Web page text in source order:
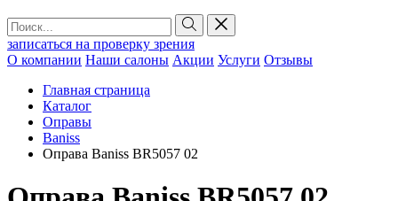
записаться на проверку зрения
О компании Наши салоны Акции Услуги Отзывы
Главная страница
Каталог
Оправы
Baniss
Оправа Baniss BR5057 02